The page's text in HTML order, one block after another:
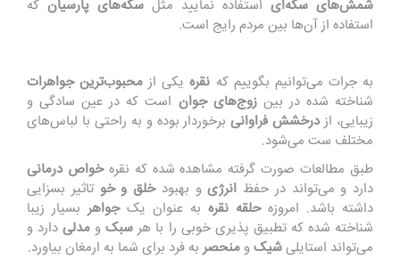
شمش‌های سکه‌ای استفاده نمایید مثل سکه‌های پارسیان که
استفاده از آن‌ها بین مردم رایج است.
به جرات می‌توانیم بگوییم که نقره یکی از محبوب‌ترین جواهرات
شناخته شده در بینزوج‌های جوان است که در عین سادگی و
زیبایی، ازدرخشش فراوانی برخوردار بوده و به راحتی با لباس‌های
مختلف ست می‌شود.
طبق مطالعات صورت گرفته مشاهده شده که نقره خواص درمانی
دارد و می‌تواند در حفظ انرژیو بهبود خلق و خو تاثیر بسزایی
داشته باشد. امروزهحلقه نقره به عنوان یکجواهر بسیار زیبا
شناخته شده که تطبیق پذیری خوبی را با هر سبک و مدلی دارد و
می‌تواند استایلیشیکو منحصر به فرد برای شما به ارمغان بیاورد.